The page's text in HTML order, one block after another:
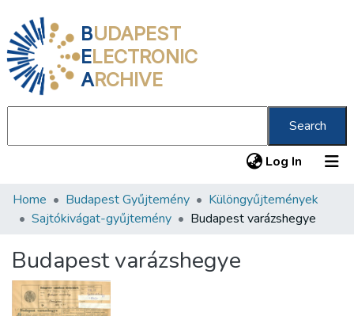
BUDAPEST
ELECTRONIC
ARCHIVE
Search
Log In (current)
Communities & Collections
Statistics
About us
Home Budapest Gyűjtemény
Különgyűjtemények
Sajtókivágat-gyűjtemény
Budapest varázshegye
Budapest varázshegye